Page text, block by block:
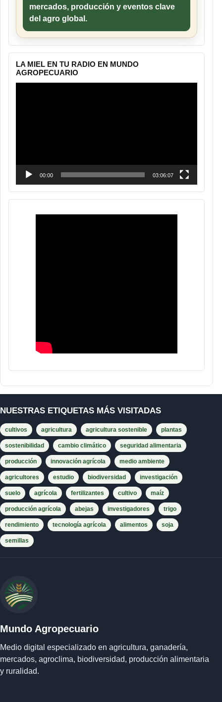
mercados, producción y eventos clave
del agro global.
LA MIEL EN TU RADIO EN MUNDO
AGROPECUARIO
00:00 03:06:07
NUESTRAS ETIQUETAS MÁS VISITADAS
cultivos agricultura agricultura sostenible plantas
sostenibilidad cambio climático seguridad alimentaria
producción innovación agrícola medio ambiente
agricultores estudio biodiversidad investigación
suelo agrícola fertilizantes cultivo maíz
producción agrícola abejas investigadores trigo
rendimiento tecnología agrícola alimentos soja
semillas
Mundo Agropecuario
Medio digital especializado en agricultura, ganadería,
mercados, agroclima, biodiversidad, producción alimentaria
y ruralidad.